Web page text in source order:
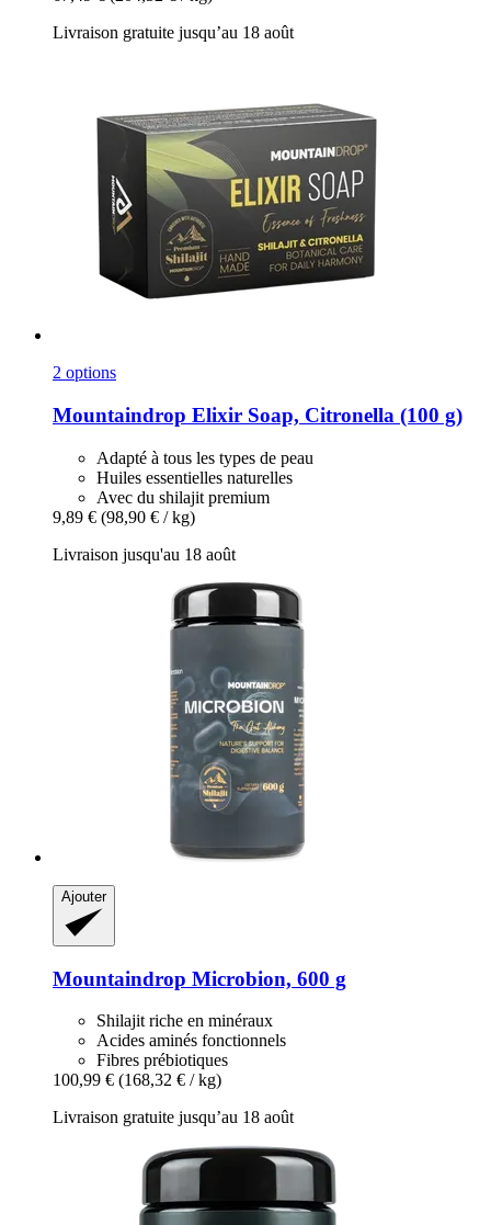
Livraison gratuite jusqu’au 18 août
2 options
Mountaindrop Elixir Soap, Citronella (100 g)
Adapté à tous les types de peau
Huiles essentielles naturelles
Avec du shilajit premium
9,89 € (98,90 € / kg)
Livraison jusqu'au 18 août
Ajouter
Mountaindrop Microbion, 600 g
Shilajit riche en minéraux
Acides aminés fonctionnels
Fibres prébiotiques
100,99 € (168,32 € / kg)
Livraison gratuite jusqu’au 18 août